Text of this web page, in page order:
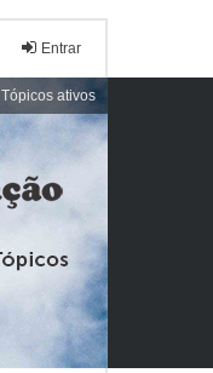
Entrar
Tópicos ativos